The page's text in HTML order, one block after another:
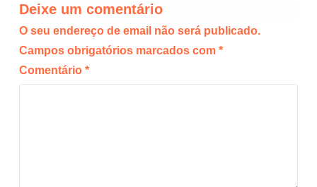
Deixe um comentário
O seu endereço de email não será publicado.
Campos obrigatórios marcados com *
Comentário *